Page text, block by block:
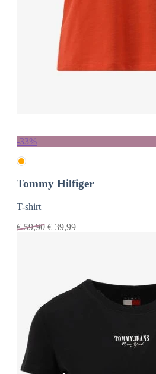
-33%
Tommy Hilfiger
T-shirt
€59,90 € 39,99